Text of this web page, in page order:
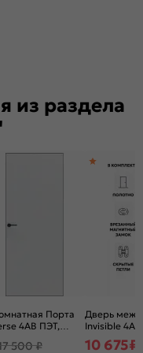
из раздела
Порта
4AB ПЭТ,
Shellac
скрытая,
500 ₽
Дверь
Invisible 4A
Graphite,
кромка
10 675₽